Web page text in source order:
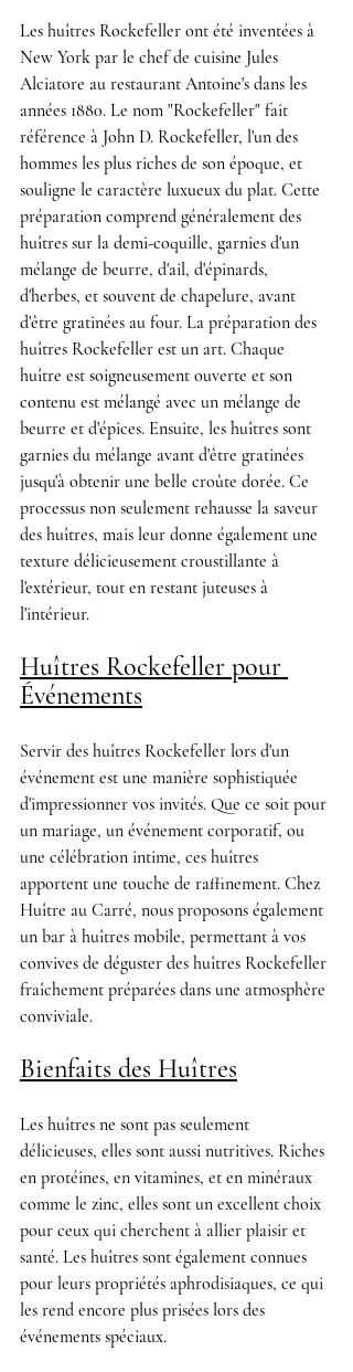
Les huîtres Rockefeller ont été inventées à
New York par le chef de cuisine Jules
Alciatore au restaurant Antoine's dans les
années 1880. Le nom "Rockefeller" fait
référence à John D. Rockefeller, l'un des
hommes les plus riches de son époque, et
souligne le caractère luxueux du plat. Cette
préparation comprend généralement des
huîtres sur la demi-coquille, garnies d'un
mélange de beurre, d'ail, d'épinards,
d'herbes, et souvent de chapelure, avant
d'être gratinées au four. La préparation des
huîtres Rockefeller est un art. Chaque
huître est soigneusement ouverte et son
contenu est mélangé avec un mélange de
beurre et d'épices. Ensuite, les huîtres sont
garnies du mélange avant d'être gratinées
jusqu'à obtenir une belle croûte dorée. Ce
processus non seulement rehausse la saveur
des huîtres, mais leur donne également une
texture délicieusement croustillante à
l'extérieur, tout en restant juteuses à
l'intérieur.
Huîtres Rockefeller pour
Événements
Servir des huîtres Rockefeller lors d'un
événement est une manière sophistiquée
d'impressionner vos invités. Que ce soit pour
un mariage, un événement corporatif, ou
une célébration intime, ces huîtres
apportent une touche de raffinement. Chez
Huître au Carré, nous proposons également
un bar à huîtres mobile, permettant à vos
convives de déguster des huîtres Rockefeller
fraîchement préparées dans une atmosphère
conviviale.
Bienfaits des Huîtres
Les huîtres ne sont pas seulement
délicieuses, elles sont aussi nutritives. Riches
en protéines, en vitamines, et en minéraux
comme le zinc, elles sont un excellent choix
pour ceux qui cherchent à allier plaisir et
santé. Les huîtres sont également connues
pour leurs propriétés aphrodisiaques, ce qui
les rend encore plus prisées lors des
événements spéciaux.